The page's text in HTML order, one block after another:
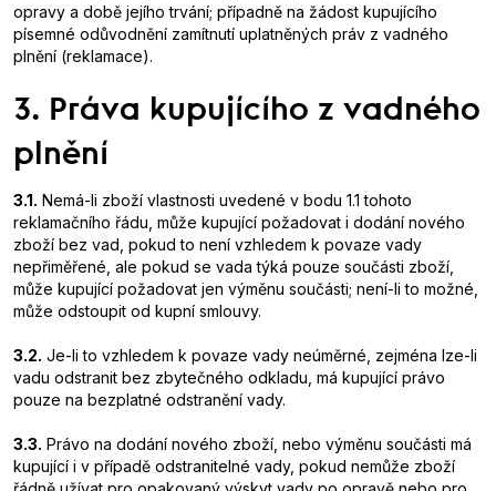
opravy a době jejího trvání; případně na žádost kupujícího
písemné odůvodnění zamítnutí uplatněných práv z vadného
plnění (reklamace).
3. Práva kupujícího z vadného
plnění
3.1. Nemá-li zboží vlastnosti uvedené v bodu 1.1 tohoto
reklamačního řádu, může kupující požadovat i dodání nového
zboží bez vad, pokud to není vzhledem k povaze vady
nepřiměřené, ale pokud se vada týká pouze součásti zboží,
může kupující požadovat jen výměnu součásti; není-li to možné,
může odstoupit od kupní smlouvy.
3.2. Je-li to vzhledem k povaze vady neúměrné, zejména lze-li
vadu odstranit bez zbytečného odkladu, má kupující právo
pouze na bezplatné odstranění vady.
3.3. Právo na dodání nového zboží, nebo výměnu součásti má
kupující i v případě odstranitelné vady, pokud nemůže zboží